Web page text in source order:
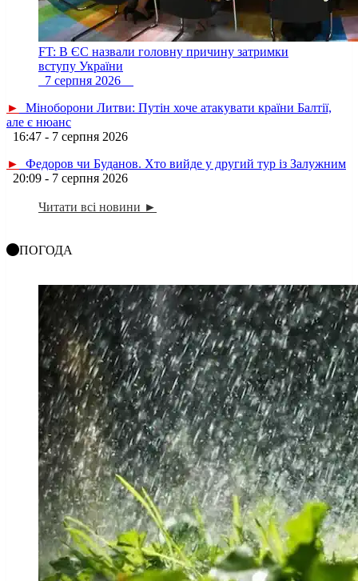
FT: В ЄС назвали головну причину затримки
вступу України
7 серпня 2026
►
Міноборони Литви: Путін хоче атакувати країни Балтії,
але є нюанс
16:47 - 7 серпня 2026
►
Федоров чи Буданов. Хто вийде у другий тур із Залужним
20:09 - 7 серпня 2026
Читати всі новини ►
ПОГОДА